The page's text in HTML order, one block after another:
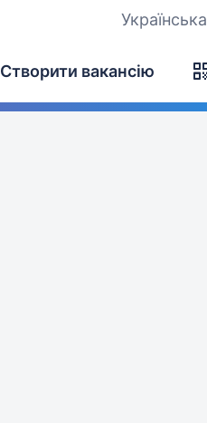
Українська
Створити вакансію